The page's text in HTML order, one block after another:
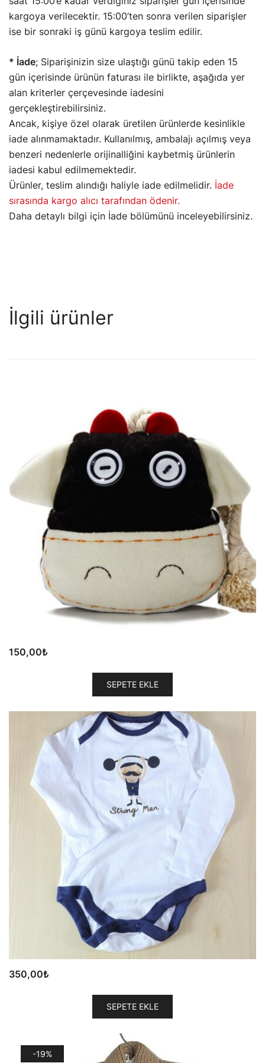
kargoya verilecektir. 15:00’ten sonra verilen siparişler
ise bir sonraki iş günü kargoya teslim edilir.
* İade; Siparişinizin size ulaştığı günü takip eden 15
gün içerisinde ürünün faturası ile birlikte, aşağıda yer
alan kriterler çerçevesinde iadesini
gerçekleştirebilirsiniz.
Ancak, kişiye özel olarak üretilen ürünlerde kesinlikle
iade alınmamaktadır. Kullanılmış, ambalajı açılmış veya
benzeri nedenlerle orijinalliğini kaybetmiş ürünlerin
iadesi kabul edilmemektedir.
Ürünler, teslim alındığı haliyle iade edilmelidir. İade
sırasında kargo alıcı tarafından ödenir.
Daha detaylı bilgi için İade bölümünü inceleyebilirsiniz.
İlgili ürünler
150,00₺
SEPETE EKLE
350,00₺
SEPETE EKLE
-19%